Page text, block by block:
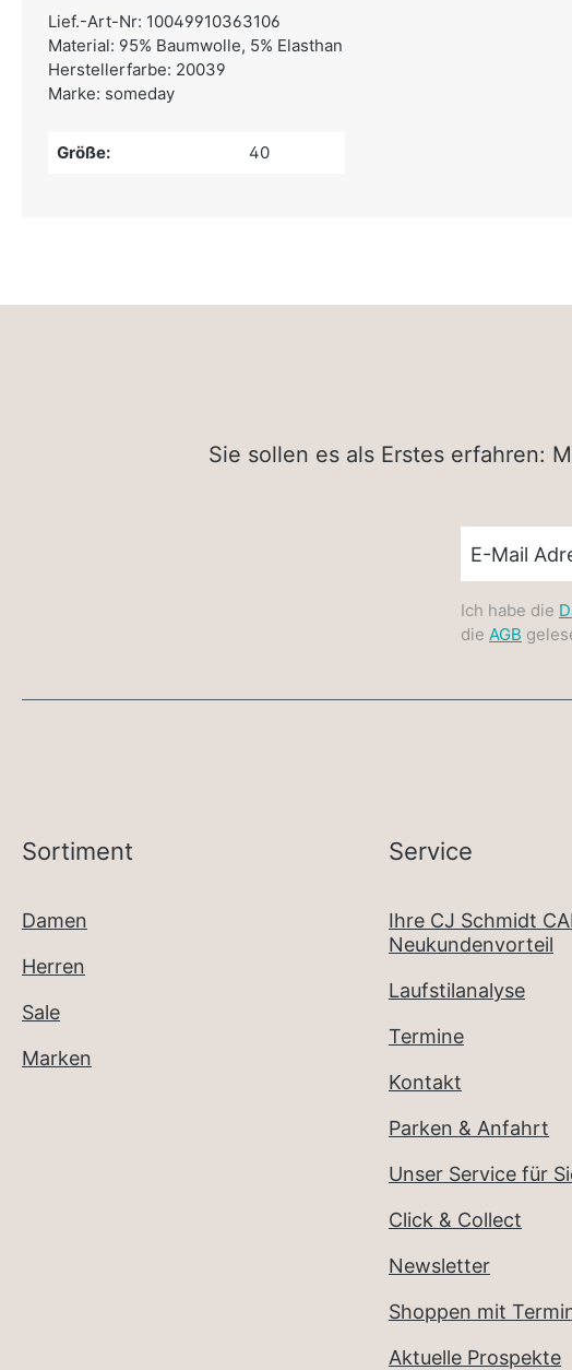
Lief.-Art-Nr: 10049910363106
Material: 95% Baumwolle, 5% Elasthan
Herstellerfarbe: 20039
Marke: someday
Größe: 40
Sie sollen es als Erstes erfahren:
Ich habe die
die AGB
Sortiment
Damen
Herren
Sale
Marken
Service
Ihre CJ Schmidt
Neukundenvorteil
Laufstilanalyse
Termine
Kontakt
Parken & Anfahrt
Unser Service für
Click & Collect
Newsletter
Shoppen mit
Aktuelle Prospekte